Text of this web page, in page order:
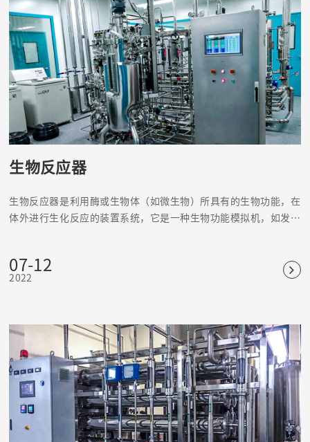
生物反应器
生物反应器是利用酶或生物体（如微生物）所具有的生物功能，在
体外进行生化反应的装置系统，它是一种生物功能模拟机，如发酵
07-12
2022